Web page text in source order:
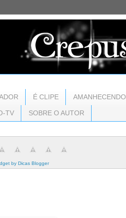
É CLIPE AMANHECENDO
TV SOBRE O AUTOR
by Dicas Blogger